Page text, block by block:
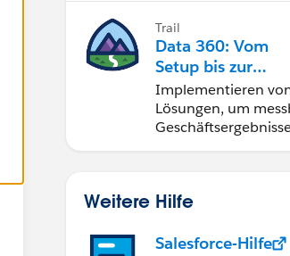
Trail
Data 360: Vom
Setup bis zur
Aktivierung
Implementieren
Lösungen, um
Weitere Hilfe
Salesforce-Hilfe